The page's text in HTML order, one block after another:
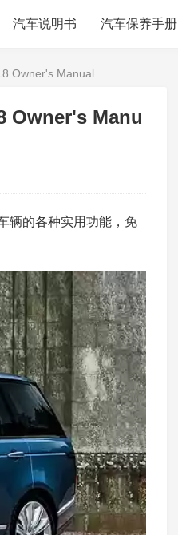
汽车说明书 汽车保养手册
Owner's Manual
Owner's Manu
辆的各种实用功能，免